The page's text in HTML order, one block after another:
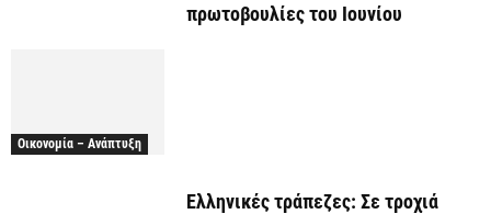
πρωτοβουλίες του Ιουνίου
Οικονομία – Ανάπτυξη
Ελληνικές τράπεζες: Σε τροχιά